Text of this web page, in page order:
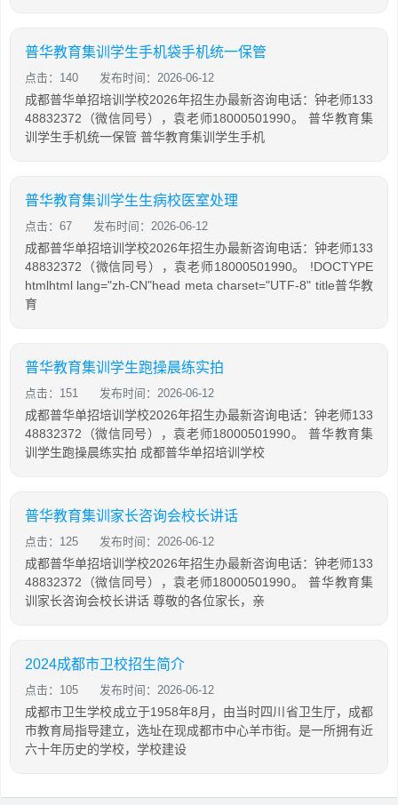
普华教育集训学生手机袋手机统一保管
点击：140 发布时间：2026-06-12
成都普华单招培训学校2026年招生办最新咨询电话：钟老师133
48832372（微信同号），袁老师18000501990。 普华教育集
训学生手机统一保管 普华教育集训学生手机
普华教育集训学生生病校医室处理
点击：67 发布时间：2026-06-12
成都普华单招培训学校2026年招生办最新咨询电话：钟老师133
48832372（微信同号），袁老师18000501990。 !DOCTYPE
htmlhtml lang="zh-CN"head meta charset="UTF-8" title普华教
育
普华教育集训学生跑操晨练实拍
点击：151 发布时间：2026-06-12
成都普华单招培训学校2026年招生办最新咨询电话：钟老师133
48832372（微信同号），袁老师18000501990。 普华教育集
训学生跑操晨练实拍 成都普华单招培训学校
普华教育集训家长咨询会校长讲话
点击：125 发布时间：2026-06-12
成都普华单招培训学校2026年招生办最新咨询电话：钟老师133
48832372（微信同号），袁老师18000501990。 普华教育集
训家长咨询会校长讲话 尊敬的各位家长，亲
2024成都市卫校招生简介
点击：105 发布时间：2026-06-12
成都市卫生学校成立于1958年8月，由当时四川省卫生厅，成都
市教育局指导建立，选址在现成都市中心羊市街。是一所拥有近
六十年历史的学校，学校建设